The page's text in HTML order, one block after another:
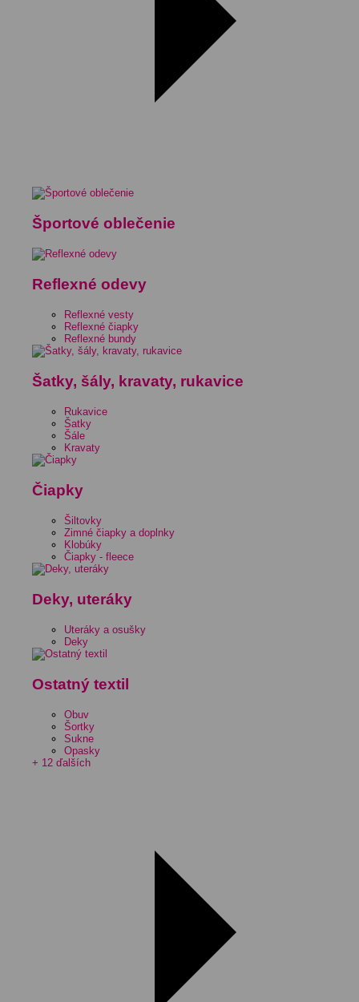
Športové oblečenie
Reflexné odevy
Reflexné vesty
Reflexné čiapky
Reflexné bundy
Šatky, šály, kravaty, rukavice
Rukavice
Šatky
Šále
Kravaty
Čiapky
Šiltovky
Zimné čiapky a doplnky
Klobúky
Čiapky - fleece
Deky, uteráky
Uteráky a osušky
Deky
Ostatný textil
Obuv
Šortky
Sukne
Opasky
+ 12 ďalších